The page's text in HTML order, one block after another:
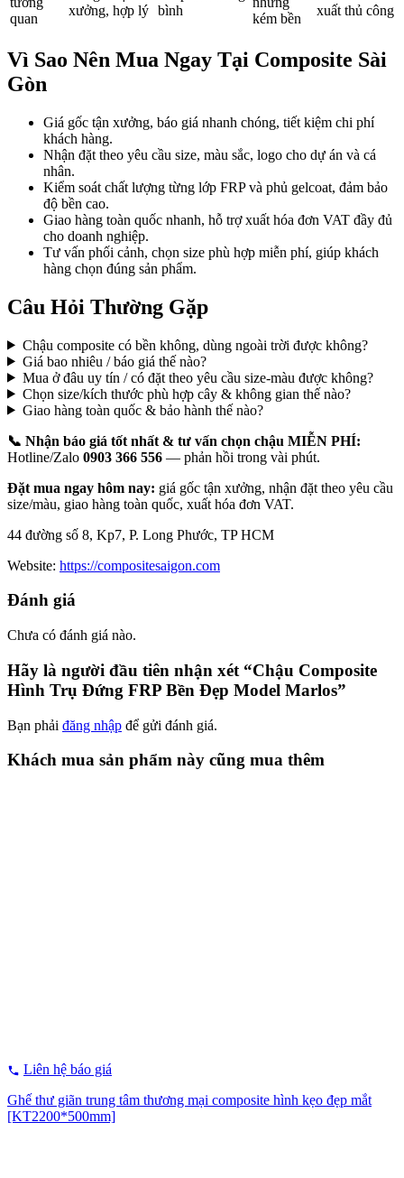
quan
xưởng, hợp lý bình
kém bền
xuất thủ công
Vì Sao Nên Mua Ngay Tại Composite Sài
Gòn
Giá gốc tận xưởng, báo giá nhanh chóng, tiết kiệm chi phí
khách hàng.
Nhận đặt theo yêu cầu size, màu sắc, logo cho dự án và cá
nhân.
Kiểm soát chất lượng từng lớp FRP và phủ gelcoat, đảm bảo
độ bền cao.
Giao hàng toàn quốc nhanh, hỗ trợ xuất hóa đơn VAT đầy đủ
cho doanh nghiệp.
Tư vấn phối cảnh, chọn size phù hợp miễn phí, giúp khách
hàng chọn đúng sản phẩm.
Câu Hỏi Thường Gặp
Chậu composite có bền không, dùng ngoài trời được không?
Giá bao nhiêu / báo giá thế nào?
Mua ở đâu uy tín / có đặt theo yêu cầu size-màu được không?
Chọn size/kích thước phù hợp cây & không gian thế nào?
Giao hàng toàn quốc & bảo hành thế nào?
📞 Nhận báo giá tốt nhất & tư vấn chọn chậu MIỄN PHÍ:
Hotline/Zalo 0903 366 556 — phản hồi trong vài phút.
Đặt mua ngay hôm nay: giá gốc tận xưởng, nhận đặt theo yêu cầu
size/màu, giao hàng toàn quốc, xuất hóa đơn VAT.
44 đường số 8, Kp7, P. Long Phước, TP HCM
Website: https://compositesaigon.com
Đánh giá
Chưa có đánh giá nào.
Hãy là người đầu tiên nhận xét “Chậu Composite
Hình Trụ Đứng FRP Bền Đẹp Model Marlos”
Bạn phải đăng nhập để gửi đánh giá.
Khách mua sản phẩm này cũng mua thêm
Liên hệ báo giá
Ghế thư giãn trung tâm thương mại composite hình kẹo đẹp mắt
[KT2200*500mm]